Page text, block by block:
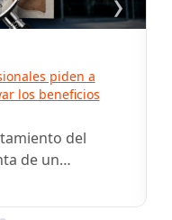
piden a
los beneficios
del
de un